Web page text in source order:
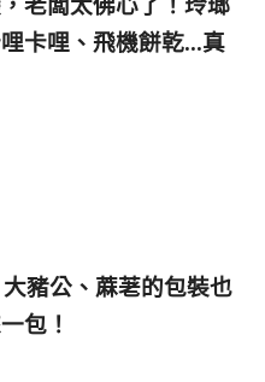
卡哩、飛機餅乾…真
豬公、蔴荖的包裝也
包！